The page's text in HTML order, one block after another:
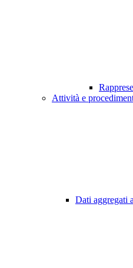
Attività e
Dati aggregati